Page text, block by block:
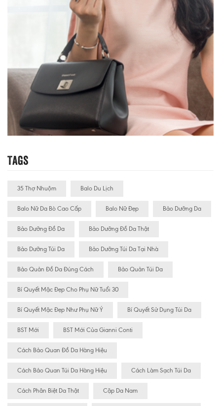
Tags
35 Thợ Nhuộm Balo Du Lịch
Balo Nữ Da Bò Cao Cấp Balo Nữ Đẹp Bảo Dưỡng Da
Bảo Dưỡng Đồ Da Bảo Dưỡng Đồ Da Thật
Bảo Dưỡng Túi Da Bảo Dưỡng Túi Da Tại Nhà
Bảo Quản Đồ Da Đúng Cách Bảo Quản Túi Da
Bí Quyết Mặc Đẹp Cho Phụ Nữ Tuổi 30
Bí Quyết Mặc Đẹp Như Phụ Nữ Ý Bí Quyết Sử Dụng Túi Da
BST Mới BST Mới Của Gianni Conti
Cách Bảo Quan Đồ Da Hàng Hiệu
Cách Bảo Quan Túi Da Hàng Hiệu Cách Làm Sạch Túi Da
Cách Phân Biệt Da Thật Cặp Da Nam